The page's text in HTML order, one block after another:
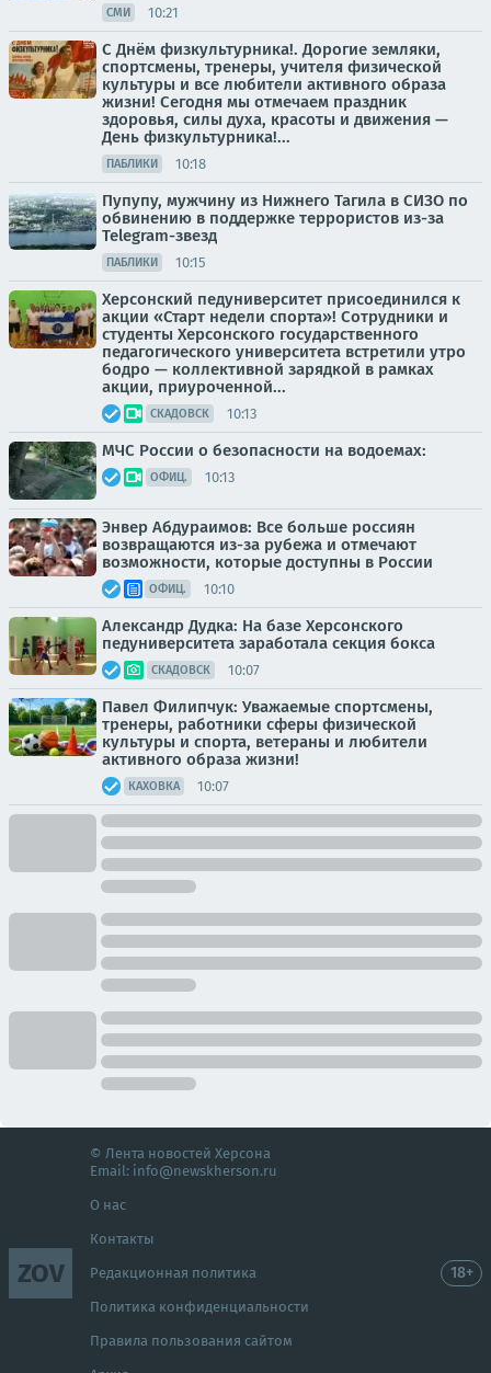
СМИ 10:21
С Днём физкультурника!. Дорогие земляки,
спортсмены, тренеры, учителя физической
культуры и все любители активного образа
жизни! Сегодня мы отмечаем праздник
здоровья, силы духа, красоты и движения —
День физкультурника!...
ПАБЛИКИ 10:18
Пупупу, мужчину из Нижнего Тагила в СИЗО по
обвинению в поддержке террористов из-за
Telegram-звезд
ПАБЛИКИ 10:15
Херсонский педуниверситет присоединился к
акции «Старт недели спорта»! Сотрудники и
студенты Херсонского государственного
педагогического университета встретили утро
бодро — коллективной зарядкой в рамках
акции, приуроченной...
СКАДОВСК 10:13
МЧС России о безопасности на водоемах:
ОФИЦ. 10:13
Энвер Абдураимов: Все больше россиян
возвращаются из-за рубежа и отмечают
возможности, которые доступны в России
ОФИЦ. 10:10
Александр Дудка: На базе Херсонского
педуниверситета заработала секция бокса
СКАДОВСК 10:07
Павел Филипчук: Уважаемые спортсмены,
тренеры, работники сферы физической
культуры и спорта, ветераны и любители
активного образа жизни!
КАХОВКА 10:07
ZOV
© Лента новостей Херсона
Email: info@newskherson.ru
О нас
Контакты
Редакционная политика
Политика конфиденциальности
Правила пользования сайтом
18+